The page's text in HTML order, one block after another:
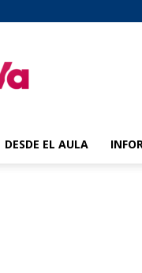
DESDE EL AULA